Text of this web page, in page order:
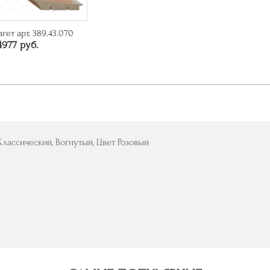
арт. 389.43.070
руб.
Вогнутый, Цвет Розовый